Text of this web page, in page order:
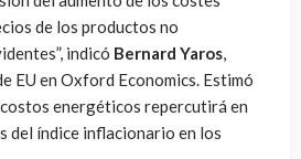
de los productos no
indicó Bernard Yaros,
EU en Oxford Economics. Estimó
energéticos repercutirá en
del índice inflacionario en los